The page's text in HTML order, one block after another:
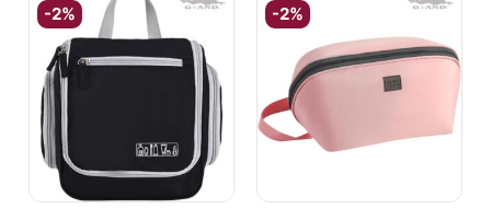
-2% -2%